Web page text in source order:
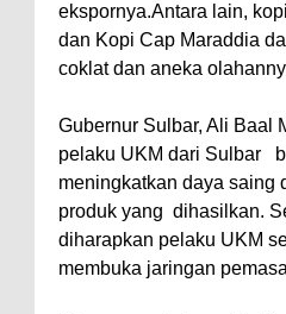
ekspornya.Antara lain,
dan Kopi Cap Maraddia
coklat dan aneka
Gubernur Sulbar, Ali Baal
pelaku UKM dari Sulbar
meningkatkan daya saing
produk yang dihasilkan.
diharapkan pelaku UKM
membuka jaringan